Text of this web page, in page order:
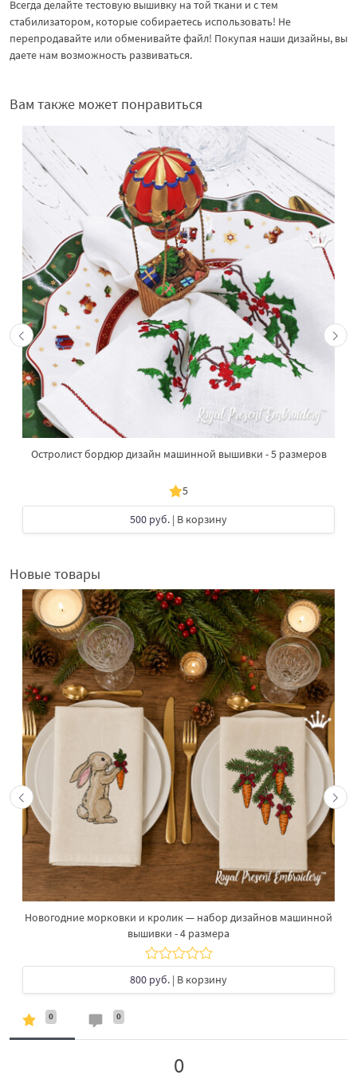
Всегда делайте тестовую вышивку на той ткани и с тем
стабилизатором, которые собираетесь использовать! Не
перепродавайте или обменивайте файл! Покупая наши дизайны, вы
даете нам возможность развиваться.
Вам также может понравиться
Остролист бордюр дизайн машинной вышивки - 5 размеров
5
500 руб. | В корзину
Новые товары
Новогодние морковки и кролик — набор дизайнов машинной
вышивки - 4 размера
800 руб. | В корзину
0 0
0